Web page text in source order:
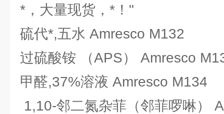
*，大量现货，*！"
硫代*,五水 Amresco M132
过硫酸铵 （APS） Amresco
甲醛,37%溶液 Amresco M134
1,10-邻二氮杂菲（邻菲啰啉）